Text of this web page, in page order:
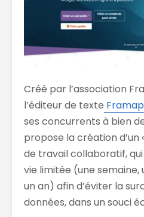
Créé par l’association
l’éditeur de texte
ses concurrents à bien
propose la création d’un
de travail collaboratif,
vie limitée (une semaine,
un an) afin d’éviter la
données, dans un souci